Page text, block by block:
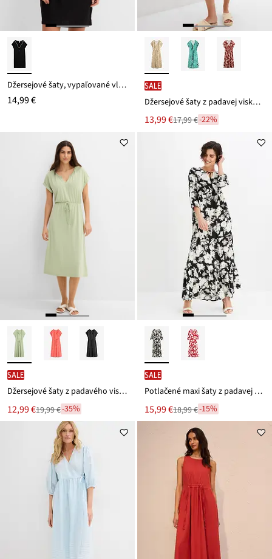
Džersejové šaty, vypaľované vlákno
14,99 €
SALE
Džersejové šaty z padavej viskózy
Nová
cena
13,99 €
Zľava 17,99 €-22%
SALE
Džersejové šaty z padavého viskózového mixu
Nová
cena
12,99 €
Zľava 19,99 €-35%
SALE
Potlačené maxi šaty z padavej viskózy
Nová
cena
15,99 €
Zľava 18,99 €-15%